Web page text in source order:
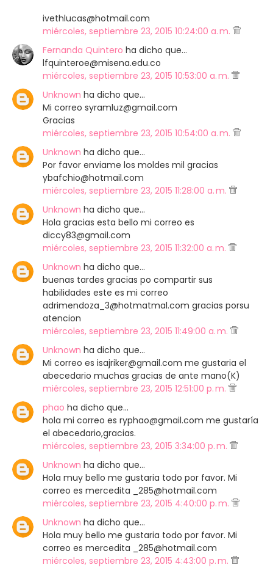
ivethlucas@hotmail.com
miércoles, septiembre 23, 2015 10:24:00 a. m.
Fernanda Quintero ha dicho que…
lfquinteroe@misena.edu.co
miércoles, septiembre 23, 2015 10:53:00 a. m.
Unknown ha dicho que…
Mi correo syramluz@gmail.com
Gracias
miércoles, septiembre 23, 2015 10:54:00 a. m.
Unknown ha dicho que…
Por favor enviame los moldes mil gracias
ybafchio@hotmail.com
miércoles, septiembre 23, 2015 11:28:00 a. m.
Unknown ha dicho que…
Hola gracias esta bello mi correo es
diccy83@gmail.com
miércoles, septiembre 23, 2015 11:32:00 a. m.
Unknown ha dicho que…
buenas tardes gracias po compartir sus
habilidades este es mi correo
adrimendoza_3@hotmatmal.com gracias porsu
atencion
miércoles, septiembre 23, 2015 11:49:00 a. m.
Unknown ha dicho que…
Mi correo es isajriker@gmail.com me gustaria el
abecedario muchas gracias de ante mano(K)
miércoles, septiembre 23, 2015 12:51:00 p. m.
phao ha dicho que…
hola mi correo es ryphao@gmail.com me gustaría
el abecedario,gracias.
miércoles, septiembre 23, 2015 3:34:00 p. m.
Unknown ha dicho que…
Hola muy bello me gustaria todo por favor. Mi
correo es mercedita _285@hotmail.com
miércoles, septiembre 23, 2015 4:40:00 p. m.
Unknown ha dicho que…
Hola muy bello me gustaria todo por favor. Mi
correo es mercedita _285@hotmail.com
miércoles, septiembre 23, 2015 4:43:00 p. m.